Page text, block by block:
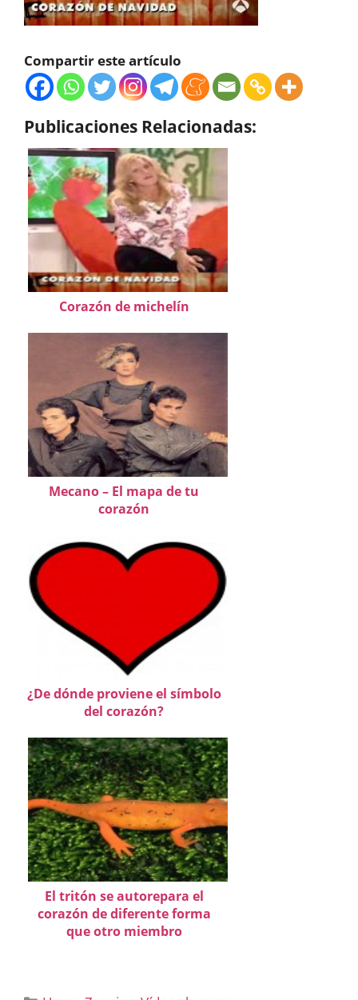
Compartir este artículo
Publicaciones Relacionadas:
Corazón de michelín
Mecano – El mapa de tu
corazón
¿De dónde proviene el símbolo
del corazón?
El tritón se autorepara el
corazón de diferente forma
que otro miembro